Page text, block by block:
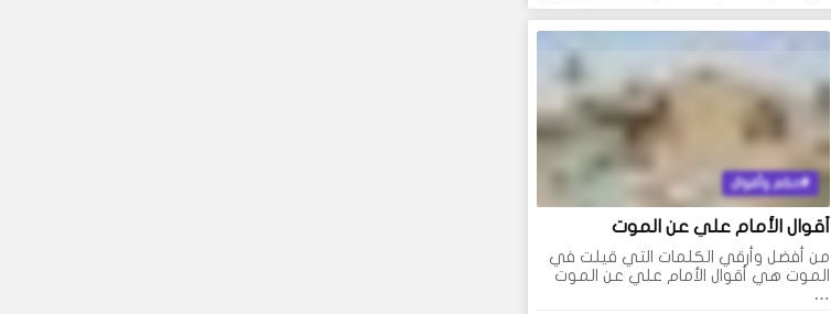
حكم وأقوال
أقوال الأمام علي عن الموت
من أفضل وأرقي الكلمات التي قيلت في
الموت هي أقوال الأمام علي عن الموت
…